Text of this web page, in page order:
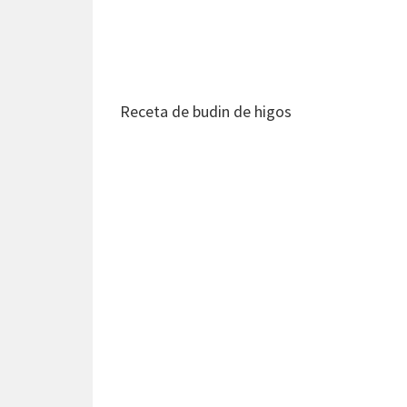
Receta de budin de higos